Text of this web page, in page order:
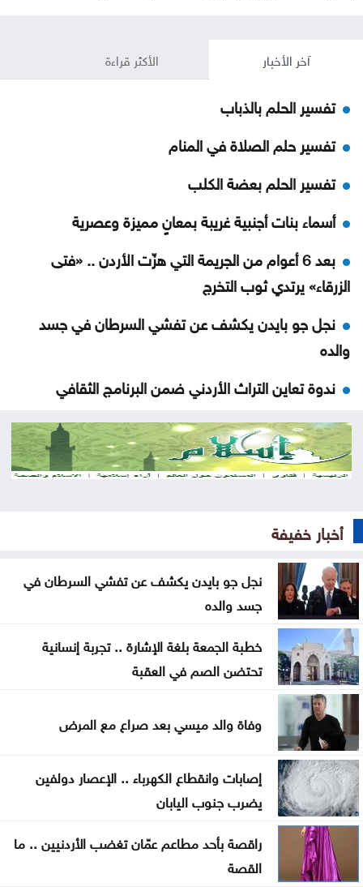
آخر الأخبار الأكثر قراءة
تفسير الحلم بالذباب
تفسير حلم الصلاة في المنام
تفسير الحلم بعضة الكلب
أسماء بنات أجنبية غريبة بمعانٍ مميزة وعصرية
بعد 6 أعوام من الجريمة التي هزّت الأردن .. «فتى
الزرقاء» يرتدي ثوب التخرج
نجل جو بايدن يكشف عن تفشي السرطان في جسد
والده
ندوة تعاين التراث الأردني ضمن البرنامج الثقافي
مستوطنون يهاجمون مسجدا بالضفة والجيش يعتقل 7
فلسطينيين
سيدات الجزائر يحققن إنجازا تاريخيا ببلوغ نصف نهائي
أمم إفريقيا
شقة مهجورة في الرصيفة تثير شكاوى السكان ..
تفاصيل
السعودية واليمن وقطر ترحب ببيان مجلس الأمن إزاء
هجمات الحوثيين
المنتخب الوطني ت 20 يتغلب على نظيره الكويتي وديا
الصفدي والزياني يبحثان تطورات الأوضاع الإقليمية
وسبل إنهاء التصعيد
اضطرابات جوية موسمية تضرب مناطق عربية خلال
الأيام المقبلة
أخبار خفيفة
نجل جو بايدن يكشف عن تفشي السرطان في
جسد والده
خطبة الجمعة بلغة الإشارة .. تجربة إنسانية
تحتضن الصم في العقبة
وفاة والد ميسي بعد صراع مع المرض
إصابات وانقطاع الكهرباء .. الإعصار دولفين
يضرب جنوب اليابان
راقصة بأحد مطاعم عمّان تغضب الأردنيين .. ما
القصة